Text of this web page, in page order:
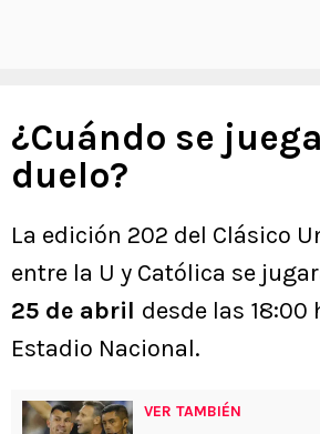
¿Cuándo se
duelo?
La edición 202 del Clásico
entre la U y Católica se
25 de abril desde las 18:00
Estadio Nacional.
VER TAMBIÉN